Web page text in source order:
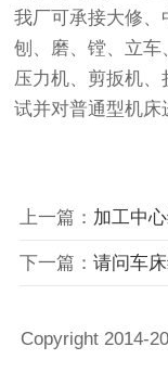
我厂可承接大修、
刨、磨、镗、立车
压力机、剪扳机、
试并对普通型机床
上一篇： 加工中
下一篇： 请问车
Copyright 2014-